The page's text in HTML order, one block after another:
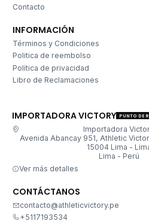
Contacto
INFORMACIÓN
Términos y Condiciones
Politica de reembolso
Política de privacidad
Libro de Reclamaciones
IMPORTADORA VICTORY PUNTO DE
Importadora
Avenida Abancay 951, Athletic
15004 Lima -
Lima - Perú
Ver más detalles
CONTÁCTANOS
contacto@athleticvictory.pe
+5117193534